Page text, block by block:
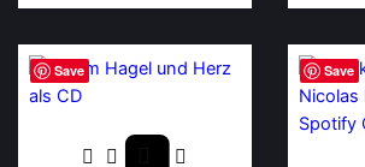
Save Save